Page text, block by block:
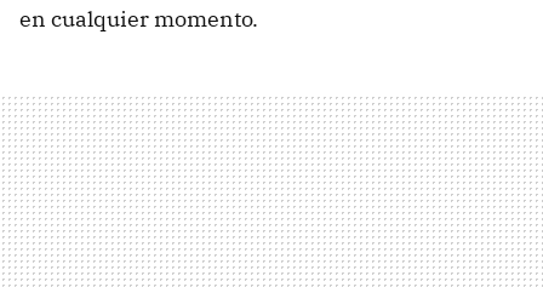
en cualquier momento.